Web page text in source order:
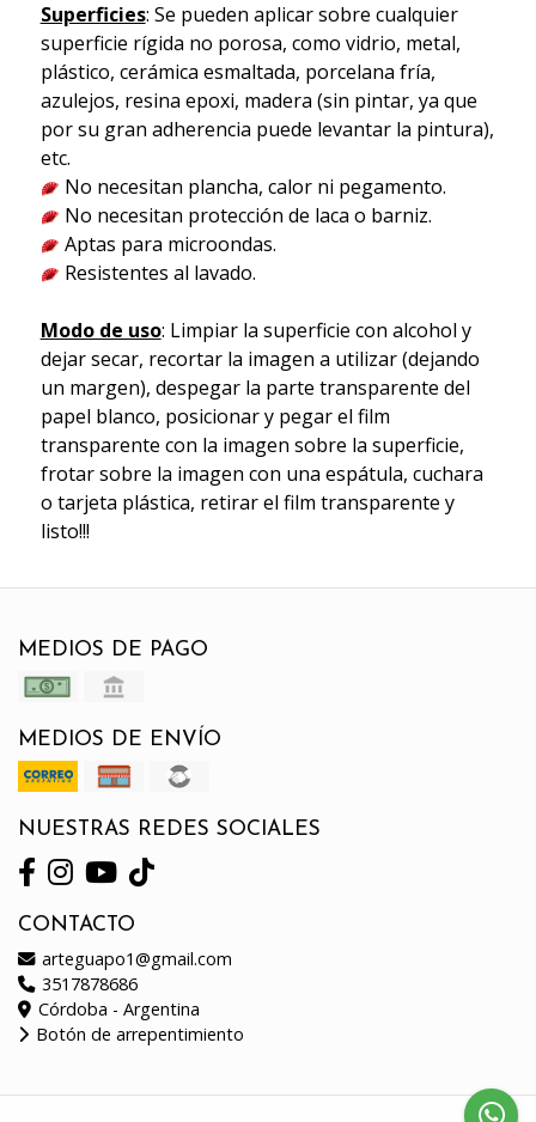
Superficies: Se pueden aplicar sobre cualquier
superficie rígida no porosa, como vidrio, metal,
plástico, cerámica esmaltada, porcelana fría,
azulejos, resina epoxi, madera (sin pintar, ya que
por su gran adherencia puede levantar la pintura),
etc.
No necesitan plancha, calor ni pegamento.
No necesitan protección de laca o barniz.
Aptas para microondas.
Resistentes al lavado.
Modo de uso: Limpiar la superficie con alcohol y
dejar secar, recortar la imagen a utilizar (dejando
un margen), despegar la parte transparente del
papel blanco, posicionar y pegar el film
transparente con la imagen sobre la superficie,
frotar sobre la imagen con una espátula, cuchara
o tarjeta plástica, retirar el film transparente y
listo!!!
MEDIOS DE PAGO
MEDIOS DE ENVÍO
NUESTRAS REDES SOCIALES
CONTACTO
arteguapo1@gmail.com
3517878686
Córdoba - Argentina
Botón de arrepentimiento